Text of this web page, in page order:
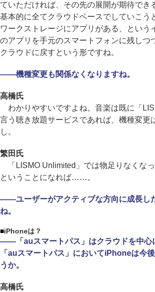
ていただければ、その先の展開が期待でき
基本的に全てクラウドベースでしていこう
ワークストレージにアプリがある、という
のアプリを手元のスマートフォンに残しつ
クラウドに戻すという形ですね。
――機種変更も関係なくなりますね。
高橋氏
わかりやすいですよね。音楽は既に「
言う聴き放題サービスであれば、機種変更
し。
繁田氏
「LISMO Unlimited」では物足りなくな
ということになれば……。
――ユーザーがアクティブな方向に成長し
ね。
■iPhoneは？
――「auスマートパス」はクラウドを中心
「auスマートパス」においてiPhoneは今
うか。
高橋氏